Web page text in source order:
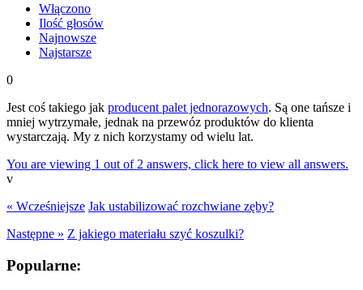
Włączono
Ilość głosów
Najnowsze
Najstarsze
0
Jest coś takiego jak producent palet jednorazowych. Są one tańsze i
mniej wytrzymałe, jednak na przewóz produktów do klienta
wystarczają. My z nich korzystamy od wielu lat.
You are viewing 1 out of 2 answers, click here to view all answers.
v
« Wcześniejsze Jak ustabilizować rozchwiane zęby?
Następne » Z jakiego materiału szyć koszulki?
Popularne: